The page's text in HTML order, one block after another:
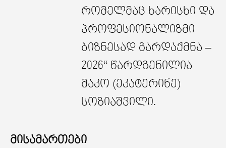
რომელმაც ხარისხი და
პროფესიონალიზმი
ბიზნესად გარდაქმნა –
2026“ წარდგენილია
მაკო (ეკატერინე)
სოზიაშვილი.
მისამართები